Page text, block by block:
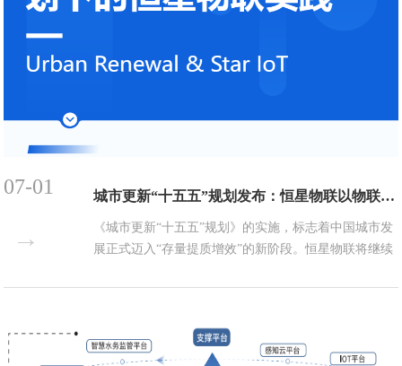
07-01
→
城市更新“十五五”规划发布：恒星物联以物联网赋能城市生命线安全
《城市更新“十五五”规划》的实施，标志着中国城市发
展正式迈入“存量提质增效”的新阶段。恒星物联将继续
笔，以城市生命线为卷，助力各地城市更新。...